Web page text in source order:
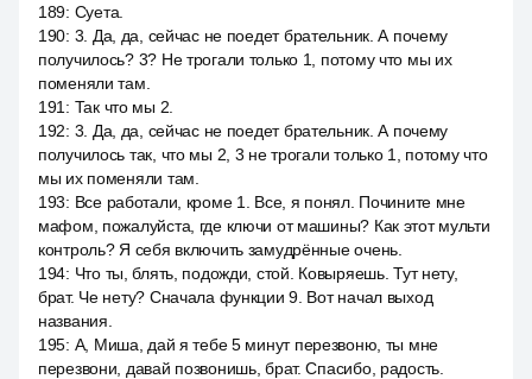
189: Суета.
190: 3. Да, да, сейчас не поедет брательник. А почему
получилось? 3? Не трогали только 1, потому что мы их
поменяли там.
191 : Так что мы 2.
192: 3. Да, да, сейчас не поедет брательник. А почему
получилось так, что мы 2, 3 не трогали только 1, потому что
мы их поменяли там.
193: Все работали, кроме 1. Все, я понял. Почините мне
мафом, пожалуйста, где ключи от машины? Как этот мульти
контроль? Я себя включить замудрённые очень.
194: Что ты, блять, подожди, стой. Ковыряешь. Тут нету,
брат. Че нету? Сначала функции 9. Вот начал выход
названия.
195: А, Миша, дай я тебе 5 минут перезвоню, ты мне
перезвони, давай позвонишь, брат. Спасибо, радость.